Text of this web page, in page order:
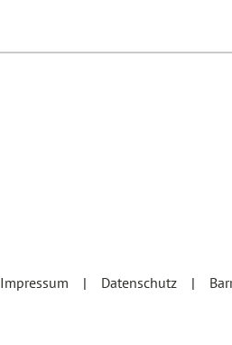
Impressum Datenschutz